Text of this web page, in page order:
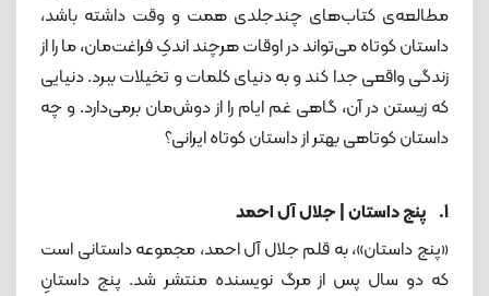
مطالعه‌ی کتاب‌های چندجلدی همت و وقت داشته باشد،
داستان کوتاه می‌تواند در اوقات هرچند اندکِ فراغت‌مان، ما را از
زندگی واقعی جدا کند و به دنیای کلمات و تخیلات ببرد. دنیایی
که زیستن در آن، گاهی غم ایام را از دوش‌مان برمی‌دارد. و چه
داستان کوتاهی بهتر از داستان کوتاه ایرانی؟
1. پنج داستان | جلال آل احمد
«پنج داستان»، به قلم جلال آل احمد، مجموعه داستانی است
که دو سال پس از مرگ نویسنده منتشر شد. پنج داستانِ